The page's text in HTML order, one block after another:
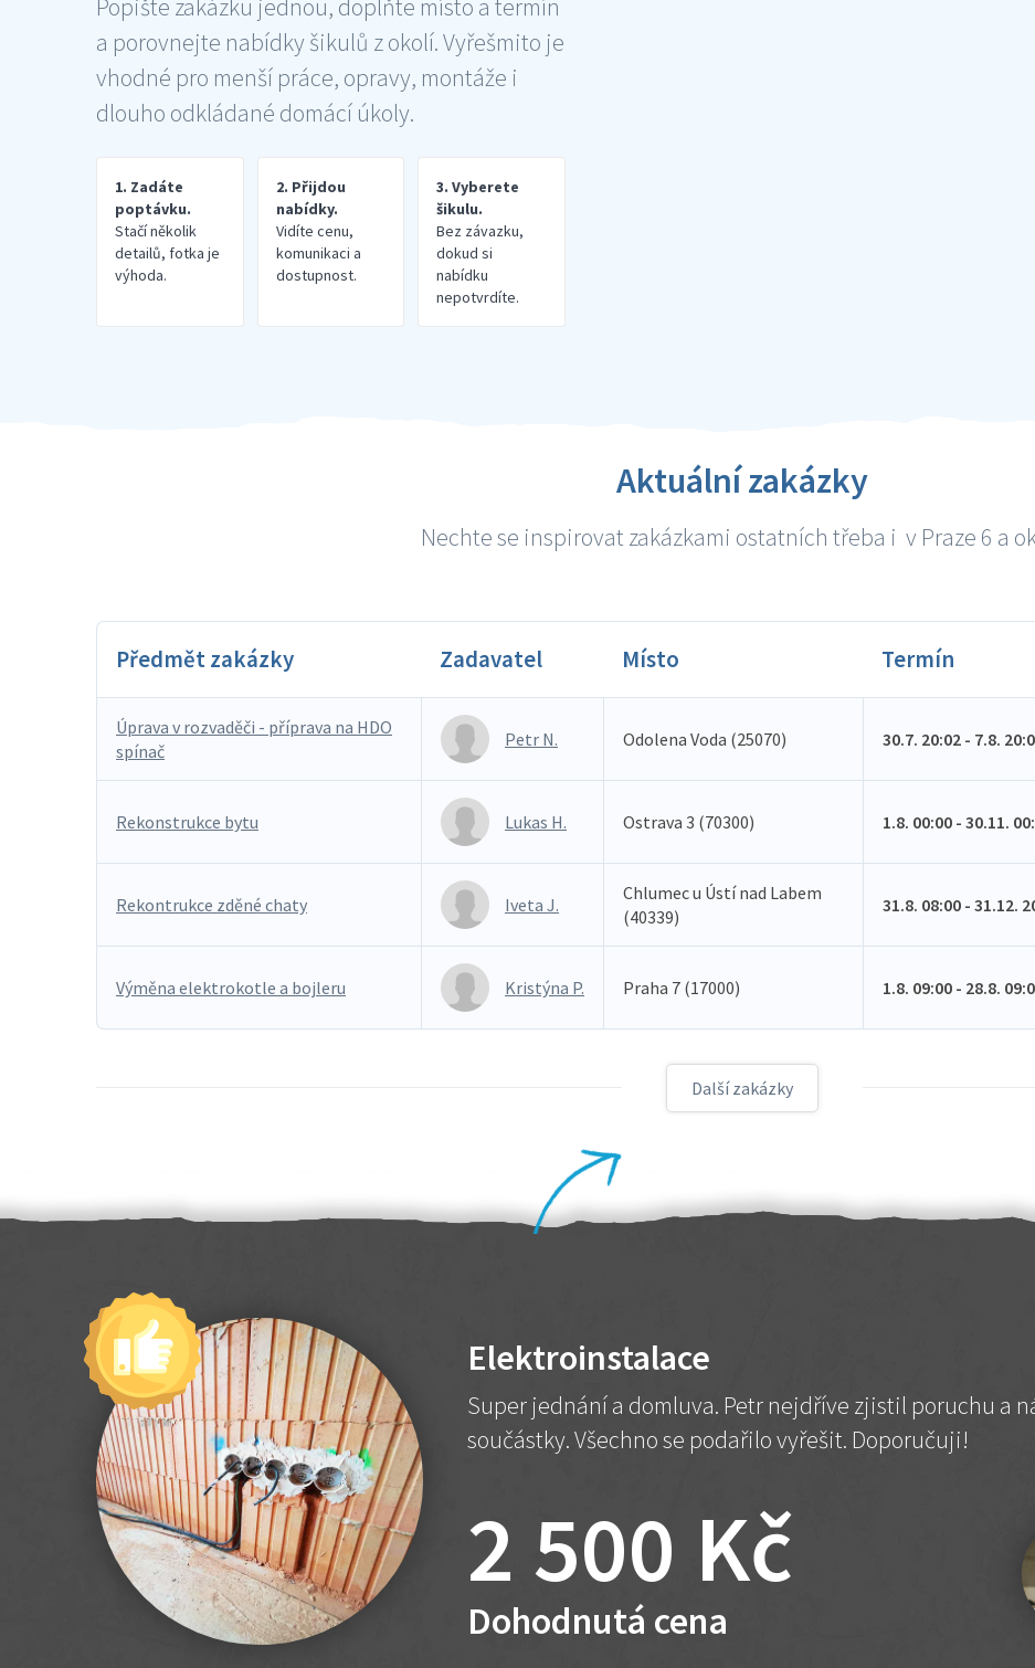
Popište zakázku jednou, doplňte místo a termín
a porovnejte nabídky šikulů z okolí. Vyřešmito je
vhodné pro menší práce, opravy, montáže i
dlouho odkládané domácí úkoly.
1. Zadáte
poptávku.
Stačí několik
detailů, fotka je
výhoda.
2. Přijdou
nabídky.
Vidíte cenu,
komunikaci a
dostupnost.
3. Vyberete
šikulu.
Bez závazku,
dokud si
nabídku
nepotvrdíte.
Aktuální zakázky
Nechte se inspirovat zakázkami ostatních třeba i v Praze 6 a
Předmět zakázky Zadavatel Místo Termín
Úprava v rozvaděči - příprava na HDO
spínač
Petr N. Odolena Voda (25070) 30.7. 20:02 - 7.8.
Rekonstrukce bytu Lukas H. Ostrava 3 (70300) 1.8. 00:00 - 30.11.
Rekontrukce zděné chaty Iveta J.
Chlumec u Ústí nad Labem
(40339)
31.8. 08:00 - 31.12.
Výměna elektrokotle a bojleru Kristýna P. Praha 7 (17000) 1.8. 09:00 - 28.8.
Další zakázky
Elektroinstalace
Super jednání a domluva. Petr nejdříve zjistil poruchu a
součástky. Všechno se podařilo vyřešit. Doporučuji!
2 500 Kč
Dohodnutá cena